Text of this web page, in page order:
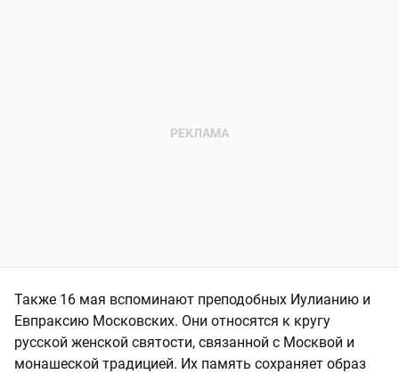
Также 16 мая вспоминают преподобных Иулианию и
Евпраксию Московских. Они относятся к кругу
русской женской святости, связанной с Москвой и
монашеской традицией. Их память сохраняет образ